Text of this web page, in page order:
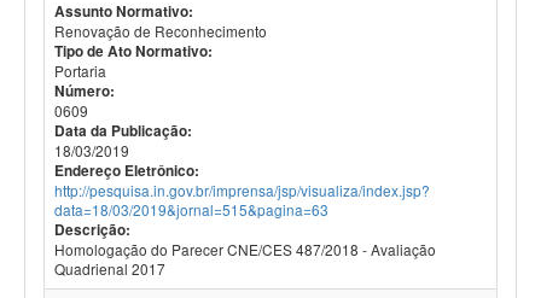
Assunto Normativo:
Renovação de Reconhecimento
Tipo de Ato Normativo:
Portaria
Número:
0609
Data da Publicação:
18/03/2019
Endereço Eletrônico:
http://pesquisa.in.gov.br/imprensa/jsp/visualiza/index.jsp?
data=18/03/2019&jornal=515&pagina=63
Descrição:
Homologação do Parecer CNE/CES 487/2018 - Avaliação
Quadrienal 2017